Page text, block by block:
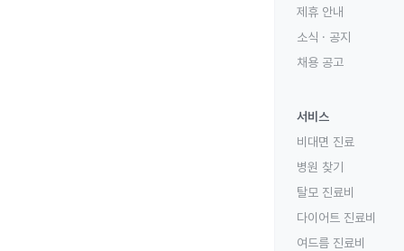
제휴 안내
소식 · 공지
채용 공고
서비스
비대면 진료
병원 찾기
탈모 진료비
다이어트 진료비
여드름 진료비